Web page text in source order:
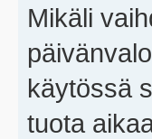
Mikäli
käytössä
tuota